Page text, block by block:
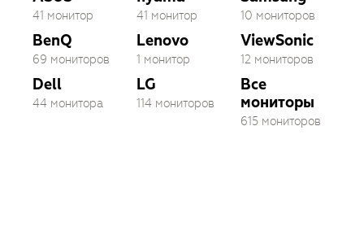
41 монитор
BenQ
69 мониторов
Dell
44 монитора
41 монитор
Lenovo
1 монитор
LG
114 мониторов
10 мониторов
ViewSonic
12 мониторов
Все
мониторы
615 мониторов